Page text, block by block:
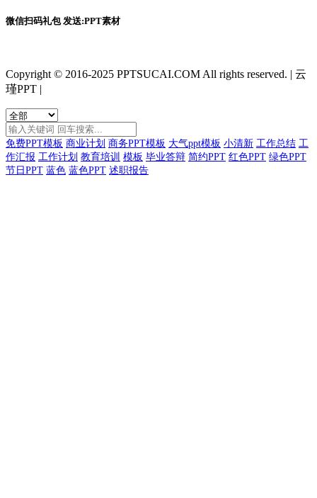
微信扫码礼包 发送:PPT素材
Copyright © 2016-2025 PPTSUCAI.COM All rights reserved. | 云
瑾PPT |
免费PPT模板 商业计划 商务PPT模板 大气ppt模板 小清新 工作总结 工
作汇报 工作计划 教育培训 模板 毕业答辩 简约PPT 红色PPT 绿色PPT
节日PPT 蓝色 蓝色PPT 述职报告